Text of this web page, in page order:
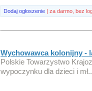
Dodaj ogłoszenie | za darmo, bez
Wychowawca kolonijny -
Polskie Towarzystwo
wypoczynku dla dzieci i mł..